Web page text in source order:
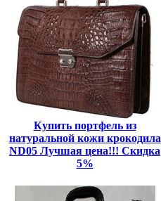
Купить портфель из
натуральной кожи крокодила
ND05 Лучшая цена!!! Скидка
5%